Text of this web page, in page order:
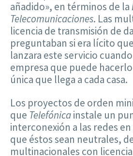
añadido», en términos de la
Telecomunicaciones. Las
licencia de transmisión de
preguntaban si era lícito que
lanzara este servicio
empresa que puede
única que llega a cada casa.
Los proyectos de orden
que Telefónicainstale un
interconexión a las redes
que éstos sean neutrales,
multinacionales con